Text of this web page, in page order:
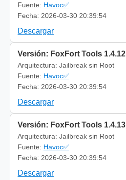
Fuente: Havoc✅
Fecha: 2026-03-30 20:39:54
Descargar
Versión: FoxFort Tools 1.4.12
Arquitectura: Jailbreak sin Root
Fuente: Havoc✅
Fecha: 2026-03-30 20:39:54
Descargar
Versión: FoxFort Tools 1.4.13
Arquitectura: Jailbreak sin Root
Fuente: Havoc✅
Fecha: 2026-03-30 20:39:54
Descargar